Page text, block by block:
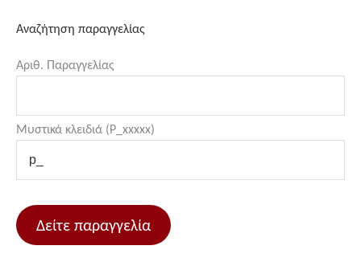
Αναζήτηση παραγγελίας
Αριθ. Παραγγελίας
Μυστικά κλειδιά (P_xxxxx)
Δείτε παραγγελία